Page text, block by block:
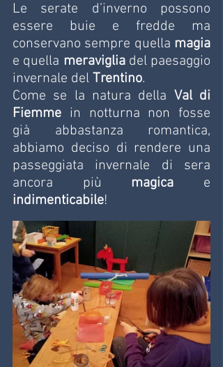
Le serate d’inverno possono
essere buie e fredde ma
conservano sempre quella
e quella meraviglia del paesaggio
invernale del Trentino.
Come se la natura della Val di
Fiemme in notturna non fosse
già abbastanza romantica,
abbiamo deciso di rendere una
passeggiata invernale di sera
ancora più magica
indimenticabile!